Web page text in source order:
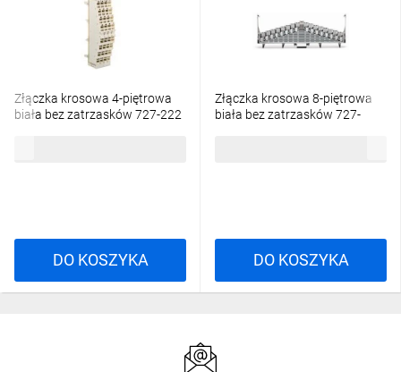
Złączka krosowa 4-piętrowa
biała bez zatrzasków 727-222
DO KOSZYKA
Złączka krosowa 8-piętrowa
biała bez zatrzasków 727-
DO KOSZYKA